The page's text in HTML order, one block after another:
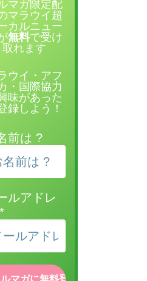
マガ限定配
マラウイ超
カルニュー
無料で受け
取れます
ウイ・アフ
・国際協力
味があった
録しよう！
前は ?
ルアドレ
*